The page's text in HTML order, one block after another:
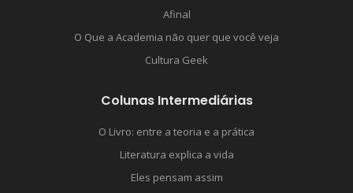
Afinal
O Que a Academia não quer que você veja
Cultura Geek
Colunas Intermediárias
O Livro: entre a teoria e a prática
Literatura explica a vida
Eles pensam assim